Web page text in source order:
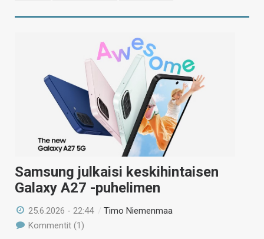
Samsung julkaisi keskihintaisen
Galaxy A27 -puhelimen
25.6.2026 - 22:44 /Timo Niemenmaa
Kommentit (1)